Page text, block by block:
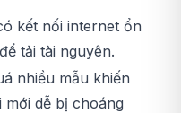
kết nối internet ổn
tải tài nguyên.
nhiều mẫu khiến
mới dễ bị choáng